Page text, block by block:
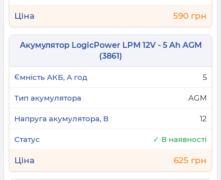
590 грн
Акумулятор LogicPower LPM 12V - 5 Ah AGM
(3861)
5
AGM
12
✓ В наявності
625 грн